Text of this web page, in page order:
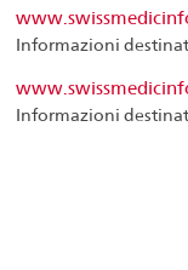
Informazioni
Informazioni